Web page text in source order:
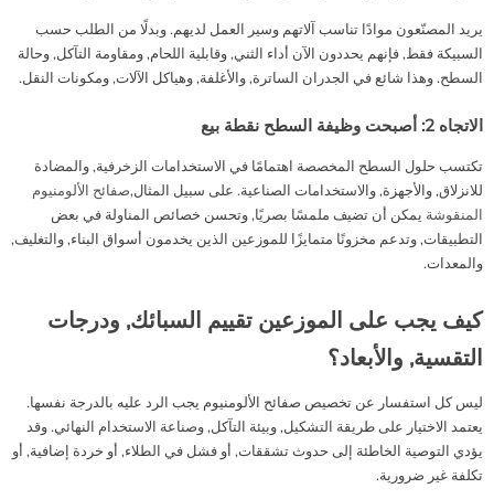
يريد المصنّعون موادًا تناسب آلاتهم وسير العمل لديهم. وبدلًا من الطلب حسب
السبيكة فقط, فإنهم يحددون الآن أداء الثني, وقابلية اللحام, ومقاومة التآكل, وحالة
السطح. وهذا شائع في الجدران الساترة, والأغلفة, وهياكل الآلات, ومكونات النقل.
الاتجاه 2: أصبحت وظيفة السطح نقطة بيع
تكتسب حلول السطح المخصصة اهتمامًا في الاستخدامات الزخرفية, والمضادة
للانزلاق, والأجهزة, والاستخدامات الصناعية. على سبيل المثال,صفائح الألومنيوم
المنقوشة يمكن أن تضيف ملمسًا بصريًا, وتحسن خصائص المناولة في بعض
التطبيقات, وتدعم مخزونًا متمايزًا للموزعين الذين يخدمون أسواق البناء, والتغليف,
والمعدات.
كيف يجب على الموزعين تقييم السبائك, ودرجات
التقسية, والأبعاد؟
ليس كل استفسار عن تخصيص صفائح الألومنيوم يجب الرد عليه بالدرجة نفسها.
يعتمد الاختيار على طريقة التشكيل, وبيئة التآكل, وصناعة الاستخدام النهائي. وقد
يؤدي التوصية الخاطئة إلى حدوث تشققات, أو فشل في الطلاء, أو خردة إضافية, أو
تكلفة غير ضرورية.